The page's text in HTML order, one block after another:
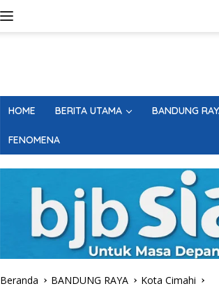
HOME BERITA UTAMA BANDUNG
FENOMENA
Beranda BANDUNG RAYA Kota Cimahi